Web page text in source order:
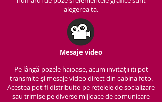
alegerea ta.
Mesaje video
Pe lângă pozele haioase, acum invitații iți pot
transmite și mesaje video direct din cabina foto.
Acestea pot fi distribuite pe rețelele de socializare
sau trimise pe diverse mijloace de comunicare